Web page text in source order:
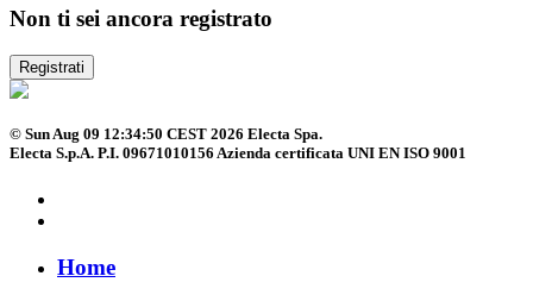
Non ti sei ancora registrato
Registrati
© Sun Aug 09 12:34:50 CEST 2026 Electa Spa.
Electa S.p.A. P.I. 09671010156 Azienda certificata UNI EN ISO 9001
Home